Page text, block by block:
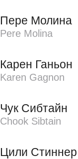
Пере Молина
Pere Molina
Карен Ганьон
Karen Gagnon
Чук Сибтайн
Chook Sibtain
Цили Стиннер